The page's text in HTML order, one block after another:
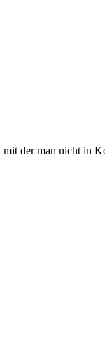
der man nicht in